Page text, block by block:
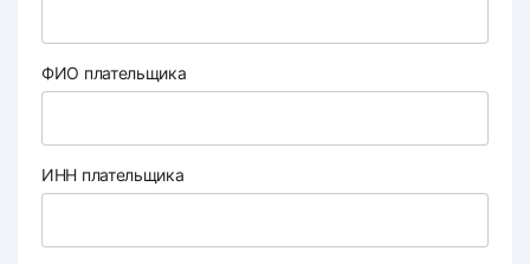
ФИО плательщика
ИНН плательщика